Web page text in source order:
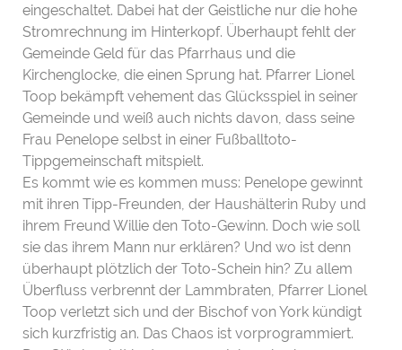
eingeschaltet. Dabei hat der Geistliche nur die hohe
Stromrechnung im Hinterkopf. Überhaupt fehlt der
Gemeinde Geld für das Pfarrhaus und die
Kirchenglocke, die einen Sprung hat. Pfarrer Lionel
Toop bekämpft vehement das Glücksspiel in seiner
Gemeinde und weiß auch nichts davon, dass seine
Frau Penelope selbst in einer Fußballtoto-
Tippgemeinschaft mitspielt.
Es kommt wie es kommen muss: Penelope gewinnt
mit ihren Tipp-Freunden, der Haushälterin Ruby und
ihrem Freund Willie den Toto-Gewinn. Doch wie soll
sie das ihrem Mann nur erklären? Und wo ist denn
überhaupt plötzlich der Toto-Schein hin? Zu allem
Überfluss verbrennt der Lammbraten, Pfarrer Lionel
Toop verletzt sich und der Bischof von York kündigt
sich kurzfristig an. Das Chaos ist vorprogrammiert.